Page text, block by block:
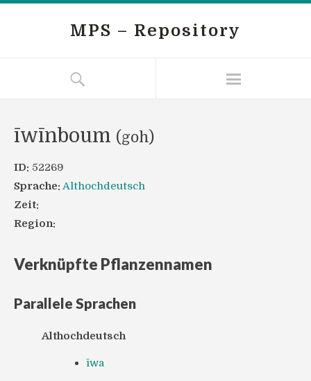
MPS – Repository
īwīnboum (goh)
ID: 52269
Sprache: Althochdeutsch
Zeit:
Region:
Verknüpfte Pflanzennamen
Parallele Sprachen
Althochdeutsch
īwa